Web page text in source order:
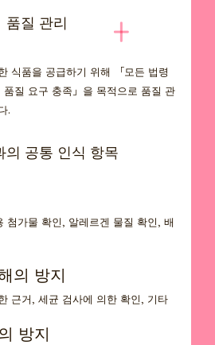
품질 관리
식품을 공급하기 위해 「모든 법령
질 요구 충족」을 목적으로 품질 관
.
의 공통 인식 항목
첨가물 확인, 알레르겐 물질 확인, 배
의 방지
근거, 세균 검사에 의한 확인, 기타
방지